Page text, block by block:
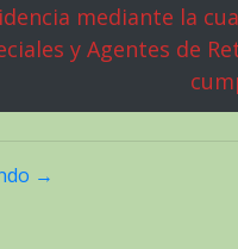
mediante la
y Agentes de
→